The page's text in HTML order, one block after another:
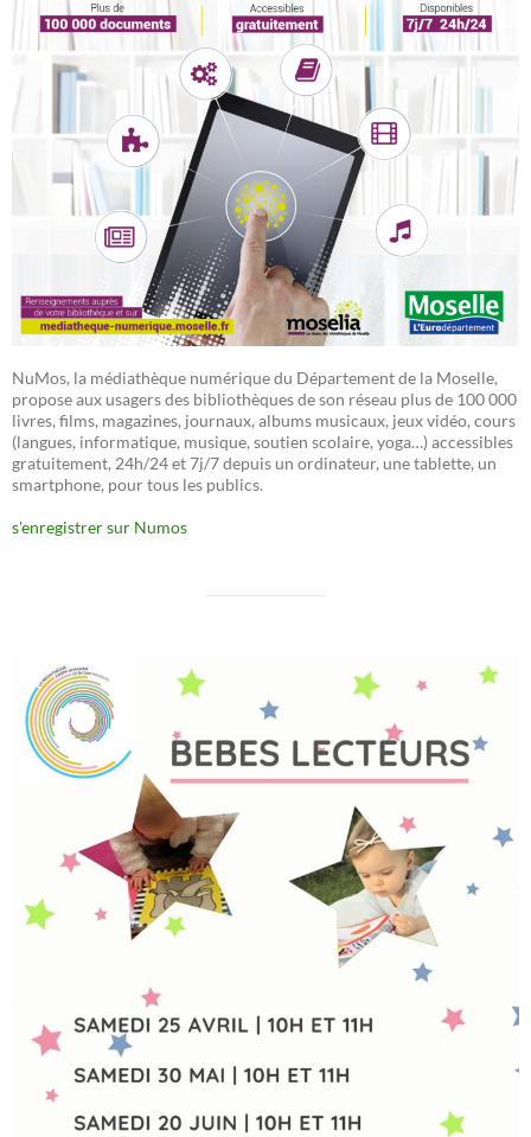
NuMos, la médiathèque numérique du Département de la Moselle,
propose aux usagers des bibliothèques de son réseau plus de 100 000
livres, films, magazines, journaux, albums musicaux, jeux vidéo, cours
(langues, informatique, musique, soutien scolaire, yoga…) accessibles
gratuitement, 24h/24 et 7j/7 depuis un ordinateur, une tablette, un
smartphone, pour tous les publics.
s'enregistrer sur Numos